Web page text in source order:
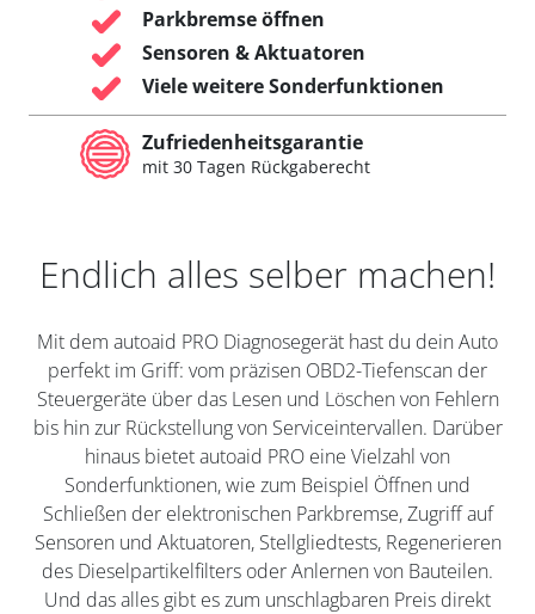
Parkbremse öffnen
Sensoren & Aktuatoren
Viele weitere Sonderfunktionen
Zufriedenheitsgarantie
mit 30 Tagen Rückgaberecht
Endlich alles selber machen!
Mit dem autoaid PRO Diagnosegerät hast du dein Auto
perfekt im Griff: vom präzisen OBD2-Tiefenscan der
Steuergeräte über das Lesen und Löschen von Fehlern
bis hin zur Rückstellung von Serviceintervallen. Darüber
hinaus bietet autoaid PRO eine Vielzahl von
Sonderfunktionen, wie zum Beispiel Öffnen und
Schließen der elektronischen Parkbremse, Zugriff auf
Sensoren und Aktuatoren, Stellgliedtests, Regenerieren
des Dieselpartikelfilters oder Anlernen von Bauteilen.
Und das alles gibt es zum unschlagbaren Preis direkt